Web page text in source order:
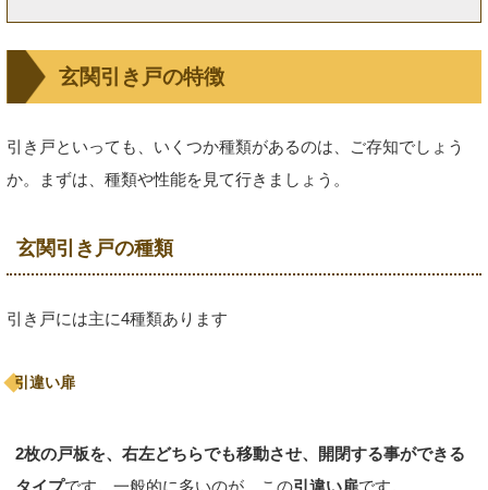
玄関引き戸の特徴
引き戸といっても、いくつか種類があるのは、ご存知でしょう
か。まずは、種類や性能を見て行きましょう。
玄関引き戸の種類
引き戸には主に4種類あります
引違い扉
2枚の戸板を、右左どちらでも移動させ、開閉する事ができる
タイプです。一般的に多いのが、この引違い扉です。